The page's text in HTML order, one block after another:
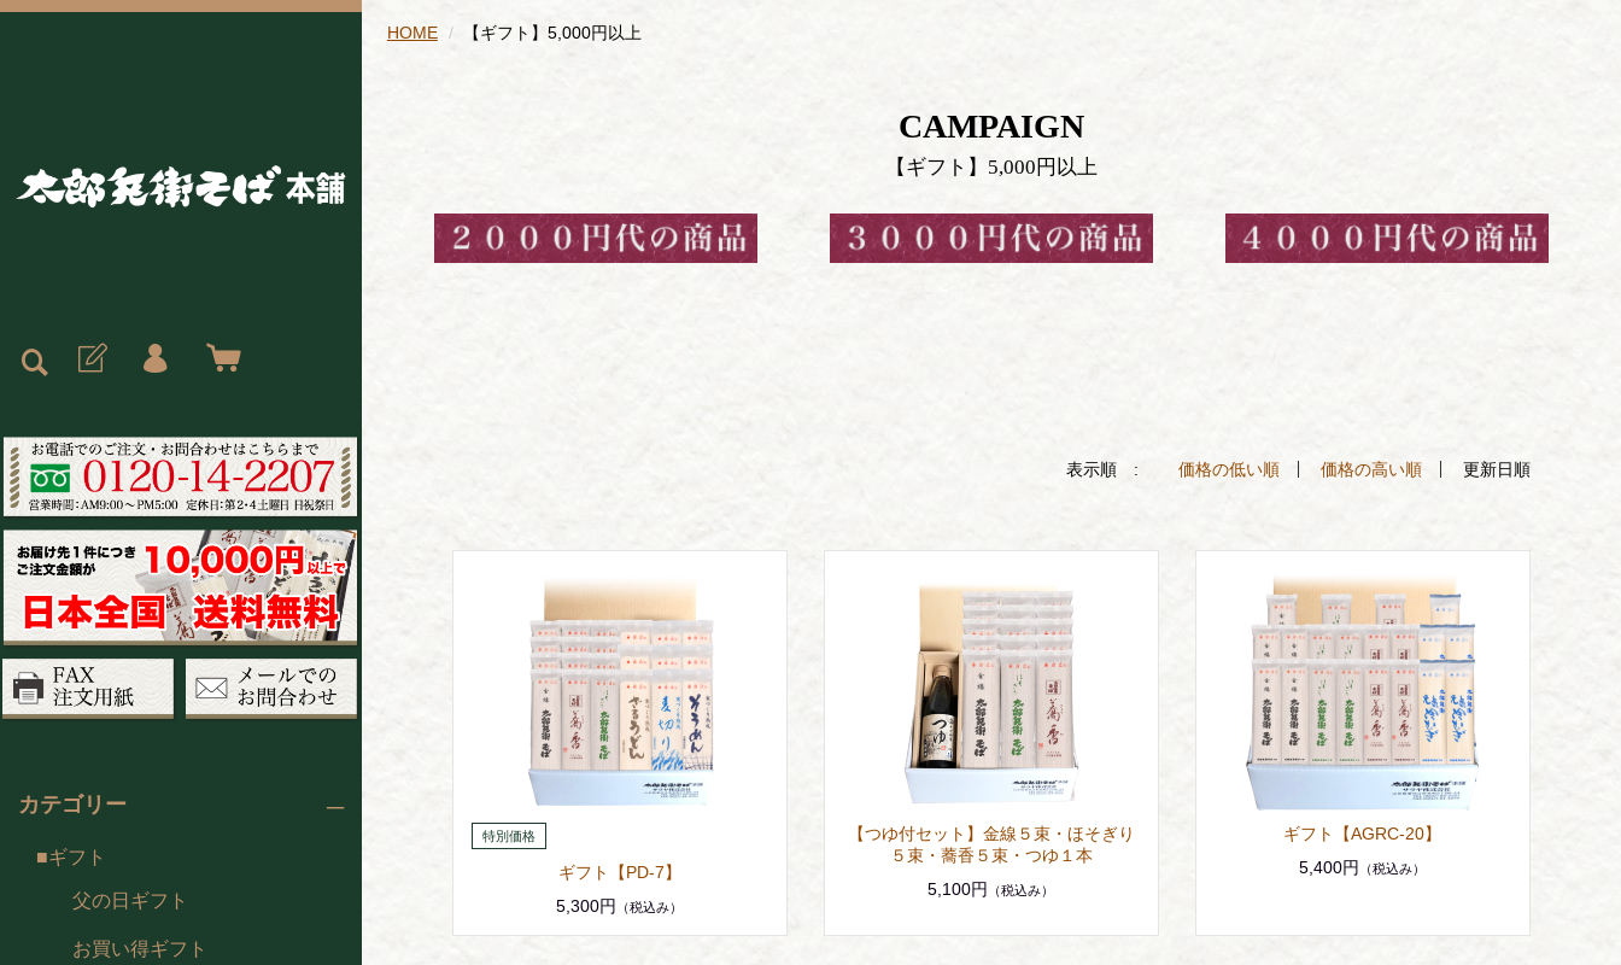
カテゴリー
ギフト
父の日ギフト
お買い得ギフト
HOME 【ギフト】5,000円以上
CAMPAIGN
【ギフト】5,000円以上
表示順 : 価格の低い順 価格の高い順 更新日順
ギフト【PD-7】
5,300円
（税込み）
【つゆ付セット】金線５束・ほそぎり
５束・蕎香５束・つゆ１本
5,100円
（税込み）
ギフト【AGRC-20】
5,400円
（税込み）